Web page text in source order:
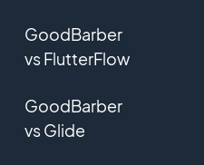
GoodBarber
vs FlutterFlow
GoodBarber
vs Glide